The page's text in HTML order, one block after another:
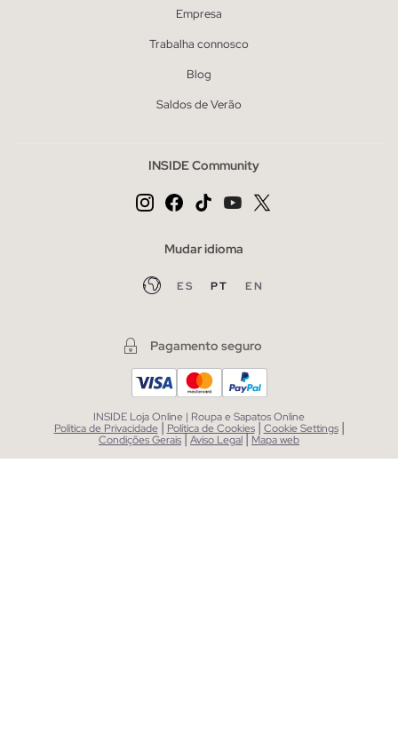
Empresa
Trabalha connosco
Blog
Saldos de Verão
INSIDE Community
Mudar idioma
ES PT EN
Pagamento seguro
INSIDE Loja Online | Roupa e Sapatos Online
Política de Privacidade | Política de Cookies | Cookie Settings |
Condições Gerais|Aviso Legal| Mapa web